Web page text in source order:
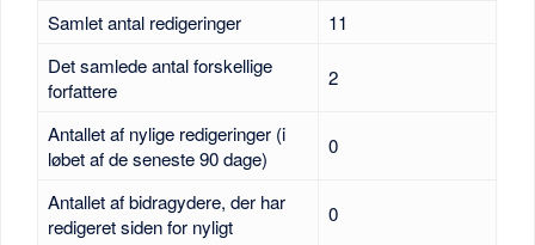
Samlet antal redigeringer
11
Det samlede antal forskellige
forfattere
2
Antallet af nylige redigeringer (i
løbet af de seneste 90 dage)
0
Antallet af bidragydere, der har
redigeret siden for nyligt
0